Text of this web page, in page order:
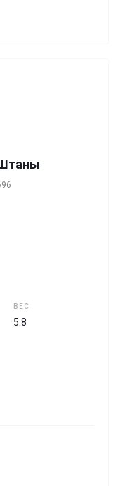
ВЕС
5.8